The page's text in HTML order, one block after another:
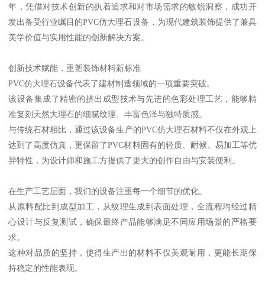
年，凭借对技术创新的执着追求和对市场需求的敏锐洞察，成功开
发出备受行业瞩目的PVC仿大理石设备，为现代建筑装饰提供了兼具
美学价值与实用性能的创新解决方案。
创新技术赋能，重塑装饰材料新标准
PVC仿大理石设备代表了建材制造领域的一项重要突破。
该设备集成了精密的挤出成型技术与先进的色彩处理工艺，能够精
准复刻天然大理石的细腻纹理、丰富色泽与独特质感。
与传统石材相比，通过该设备生产的PVC仿大理石材料不仅在外观上
达到了高度仿真，更保留了PVC材料固有的轻质、耐候、易加工等优
异特性，为设计师和施工方提供了更大的创作自由与安装便利。
在生产工艺层面，我们的设备注重每一个细节的优化。
从原料配比到成型加工，从纹理生成到表面处理，全流程均经过精
心设计与反复测试，确保最终产品能够满足不同应用场景的严格要
求。
这种对品质的坚持，使得生产出的材料不仅美观耐用，更能长期保
持稳定的性能表现。